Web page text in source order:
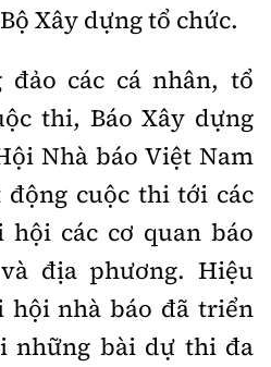
thức nếu không có sự
Xây dựng tổ chức.
các cá nhân, tổ
thi, Báo Xây dựng
Nhà báo Việt Nam
động cuộc thi tới các
các cơ quan báo
địa phương. Hiệu
hội nhà báo đã triển
những bài dự thi đa